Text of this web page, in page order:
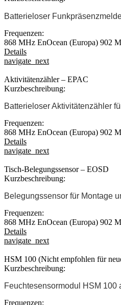
Batterieloser
Frequenzen:
868 MHz EnOcean (Europa) 902
Details
navigate_next
Aktivitätenzähler – EPAC
Kurzbeschreibung:
Batterieloser Aktivitätenzähler
Frequenzen:
868 MHz EnOcean (Europa) 902
Details
navigate_next
Tisch-Belegungssensor – EOSD
Kurzbeschreibung:
Belegungssensor für Montage
Frequenzen:
868 MHz EnOcean (Europa) 902
Details
navigate_next
HSM 100 (Nicht empfohlen für
Kurzbeschreibung:
Feuchtesensormodul HSM 100
Frequenzen: